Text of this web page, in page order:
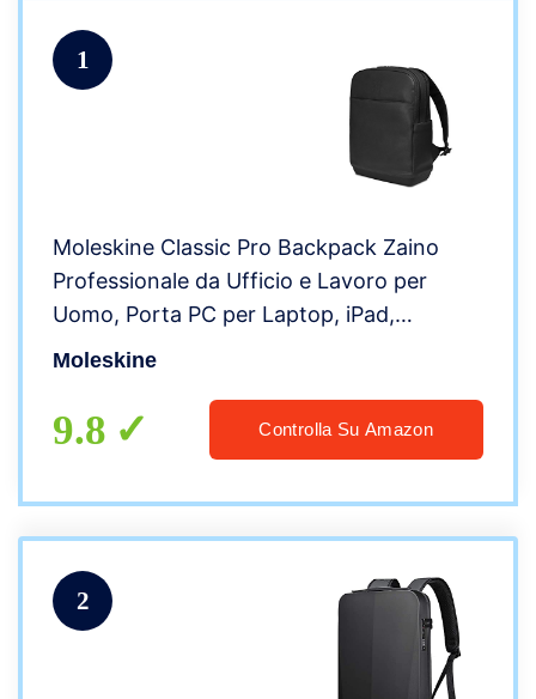
1
Moleskine Classic Pro Backpack Zaino
Professionale da Ufficio e Lavoro per
Uomo, Porta PC per Laptop, iPad,
Notebook fino a 15”, Dimensioni 43 x 33 x
Moleskine
9.8 Controlla Su Amazon
2